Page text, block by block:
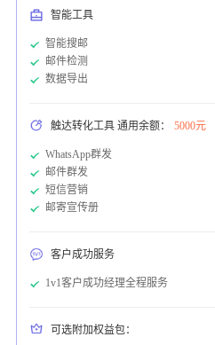
智能工具
智能搜邮
邮件检测
数据导出
触达转化工具 通用余额： 5000元
WhatsApp群发
邮件群发
短信营销
邮寄宣传册
客户成功服务
1v1客户成功经理全程服务
可选附加权益包：